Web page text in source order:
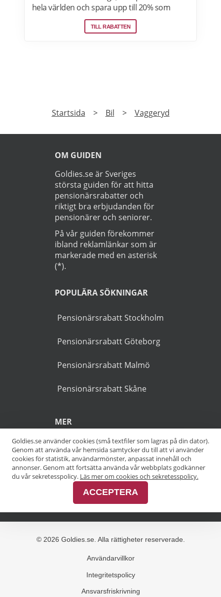
hela världen och spara upp till 20% som
medlem! Upptäck speciella priser på Auto
Europe hemsida!TILL RABATTEN
Prenumerera på vårt nyhetsbrev och få exklusiv
Läs Integritetspolicy
Startsida
OM GUIDEN
största guiden för att hitta
riktigt bra erbjudanden för
På vår guiden förekommer
markerade med en asterisk
Pensionärsrabatt Stockholm
Pensionärsrabatt Göteborg
Pensionärsrabatt Malmö
Pensionärsrabatt Skåne
Alla kategorier
Goldies.se använder cookies (små textfiler som lagras på din dator).
Genom att använda vår hemsida samtycker du till att vi använder
cookies för statistik, användarmönster, anpassat innehåll och
annonser. Genom att fortsätta använda vår webbplats godkänner
du vår sekretesspolicy. Läs mer om cookies och sekretesspolicy.
ACCEPTERA